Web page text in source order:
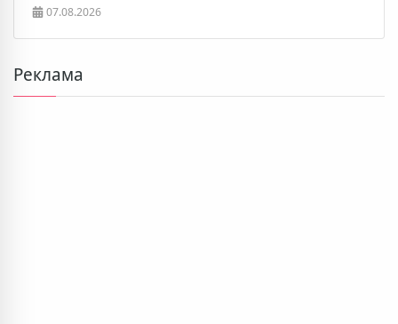
07.08.2026
Реклама